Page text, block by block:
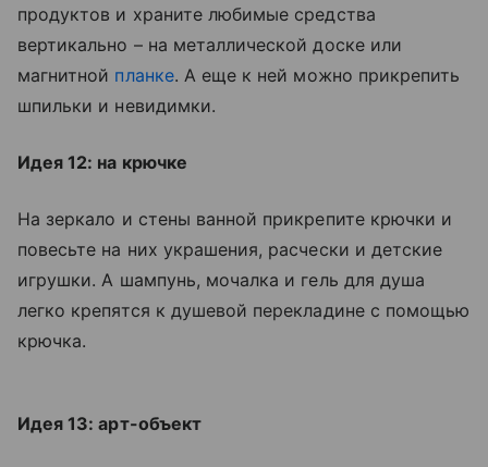
продуктов и храните любимые средства
вертикально – на металлической доске или
магнитной планке. А еще к ней можно прикрепить
шпильки и невидимки.
Идея 12: на крючке
На зеркало и стены ванной прикрепите крючки и
повесьте на них украшения, расчески и детские
игрушки. А шампунь, мочалка и гель для душа
легко крепятся к душевой перекладине с помощью
крючка.
Идея 13: арт-объект